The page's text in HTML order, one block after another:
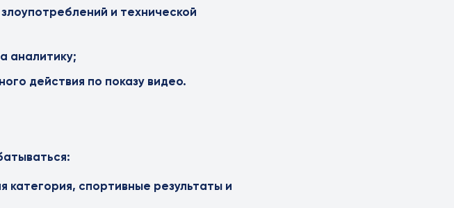
и технической
аналитику;
действия по показу видео.
категория, спортивные результаты и